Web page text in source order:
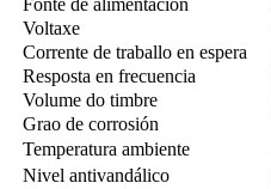
Fonte de alimentación
Voltaxe
Corrente de traballo en espera
Resposta en frecuencia
Volume do timbre
Grao de corrosión
Temperatura ambiente
Nivel antivandálico